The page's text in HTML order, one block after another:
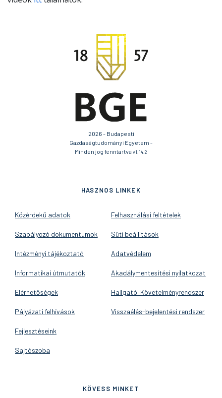
2026 - Budapesti
Gazdaságtudományi Egyetem -
Minden jog fenntartva v1.14.2
HASZNOS LINKEK
Közérdekű adatok
Szabályozó dokumentumok
Intézményi tájékoztató
Informatikai útmutatók
Elérhetőségek
Pályázati felhívások
Fejlesztéseink
Sajtószoba
Felhasználási feltételek
Süti beállítások
Adatvédelem
Akadálymentesítési nyilatkozat
Hallgatói Követelményrendszer
Visszaélés-bejelentési rendszer
KÖVESS MINKET